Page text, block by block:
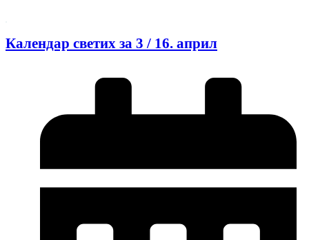
Календар светих за 3 / 16. април